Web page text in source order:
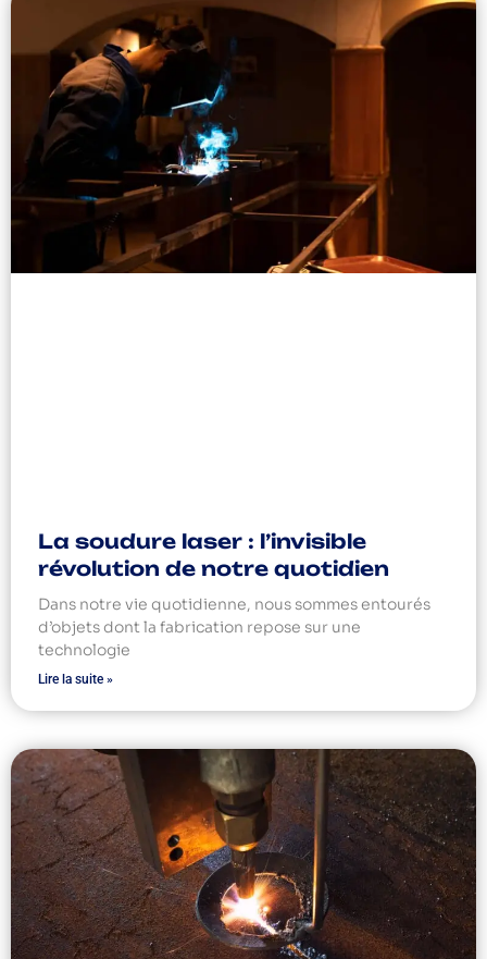
La soudure laser : l’invisible
révolution de notre quotidien
Dans notre vie quotidienne, nous sommes entourés
d’objets dont la fabrication repose sur une
technologie
Lire la suite »